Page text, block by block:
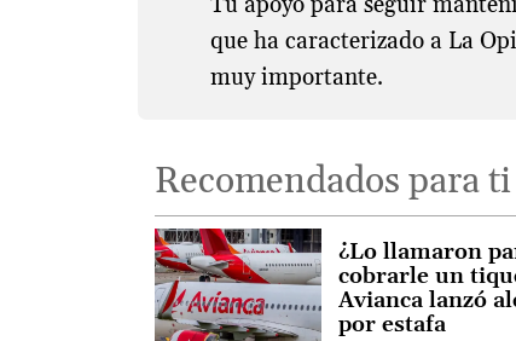
que ha caracterizado a La
muy importante.
Recomendados para ti
¿Lo llamaron
cobrarle un
Avianca lanzó
por estafa